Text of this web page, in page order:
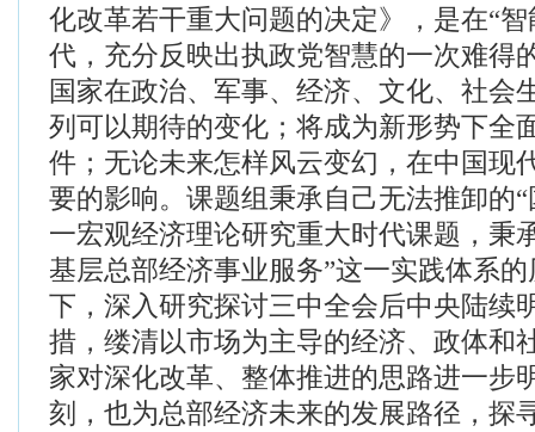
化改革若干重大问题的决定》，是在“
代，充分反映出执政党智慧的一次难得
国家在政治、军事、经济、文化、社会
列可以期待的变化；将成为新形势下全
件；无论未来怎样风云变幻，在中国现
要的影响。课题组秉承自己无法推卸的
一宏观经济理论研究重大时代课题，秉
基层总部经济事业服务”这一实践体系
下，深入研究探讨三中全会后中央陆续
措，缕清以市场为主导的经济、政体和
家对深化改革、整体推进的思路进一步
刻，也为总部经济未来的发展路径，探